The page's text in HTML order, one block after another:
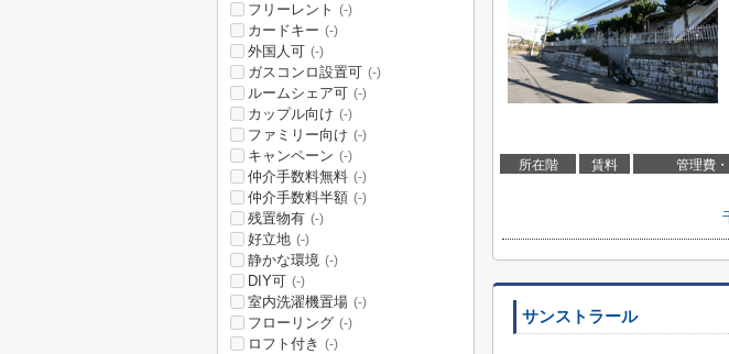
所在階 賃料 管理費
サンストラール
フリーレント (-)
カードキー (-)
外国人可 (-)
ガスコンロ設置可 (-)
ルームシェア可 (-)
カップル向け (-)
ファミリー向け (-)
キャンペーン (-)
仲介手数料無料 (-)
仲介手数料半額 (-)
残置物有 (-)
好立地 (-)
静かな環境 (-)
DIY可 (-)
室内洗濯機置場 (-)
フローリング (-)
ロフト付き (-)